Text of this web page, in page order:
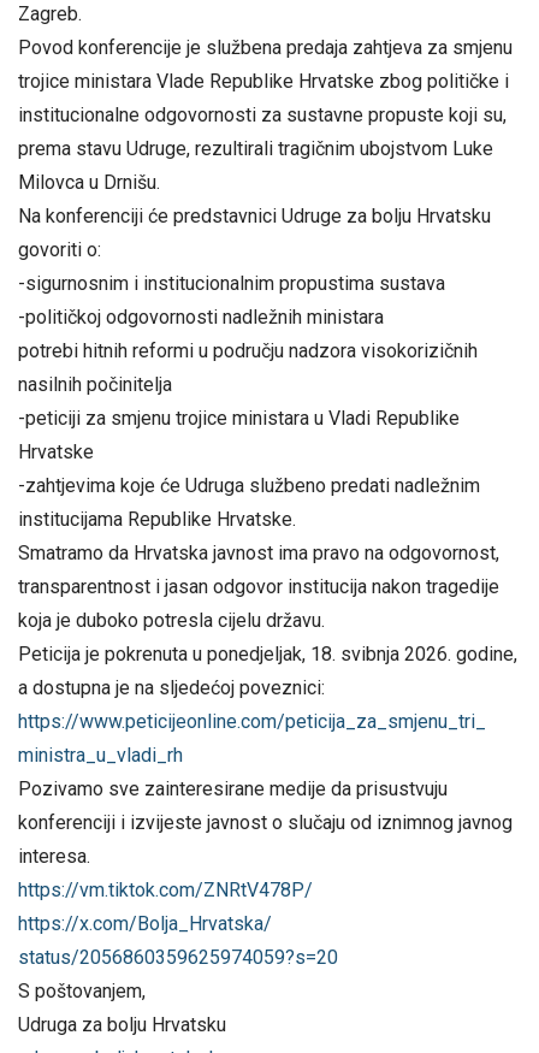
Zagreb.
Povod konferencije je službena predaja zahtjeva za smjenu
trojice ministara Vlade Republike Hrvatske zbog političke i
institucionalne odgovornosti za sustavne propuste koji su,
prema stavu Udruge, rezultirali tragičnim ubojstvom Luke
Milovca u Drnišu.
Na konferenciji će predstavnici Udruge za bolju Hrvatsku
govoriti o:
-sigurnosnim i institucionalnim propustima sustava
-političkoj odgovornosti nadležnih ministara
potrebi hitnih reformi u području nadzora visokorizičnih
nasilnih počinitelja
-peticiji za smjenu trojice ministara u Vladi Republike
Hrvatske
-zahtjevima koje će Udruga službeno predati nadležnim
institucijama Republike Hrvatske.
Smatramo da Hrvatska javnost ima pravo na odgovornost,
transparentnost i jasan odgovor institucija nakon tragedije
koja je duboko potresla cijelu državu.
Peticija je pokrenuta u ponedjeljak, 18. svibnja 2026. godine,
a dostupna je na sljedećoj poveznici:
https://www.peticijeonline.com/peticija_za_smjenu_tri_
ministra_u_vladi_rh
Pozivamo sve zainteresirane medije da prisustvuju
konferenciji i izvijeste javnost o slučaju od iznimnog javnog
interesa.
https://vm.tiktok.com/ZNRtV478P/
https://x.com/Bolja_Hrvatska/
status/2056860359625974059?s=20
S poštovanjem,
Udruga za bolju Hrvatsku